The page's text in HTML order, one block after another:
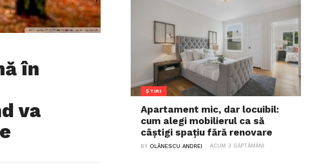
în
va
ȘTIRI
Apartament mic, dar locuibil:
cum alegi mobilierul ca să
câștigi spațiu fără renovare
BYOLĂNESCU ANDREI ACUM 3 SĂPTĂMÂNI